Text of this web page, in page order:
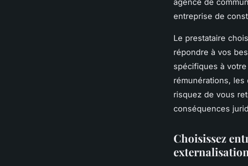
agence de
entreprise de
Le prestataire
répondre à vos
spécifiques à
rémunérations,
risquez de vous
conséquences
Choisissez